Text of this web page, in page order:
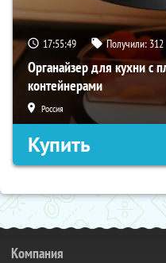
17:55:48 Получили: 312
Органайзер для кухни с
контейнерами
Россия
Купить
Компания